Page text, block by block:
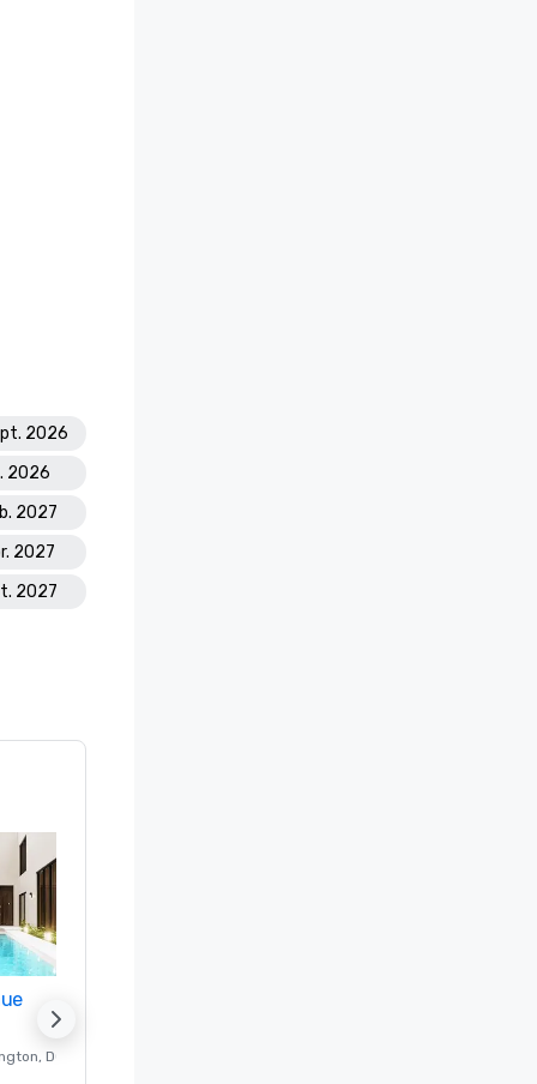
2026
2026
2027
2027
2027
, DC